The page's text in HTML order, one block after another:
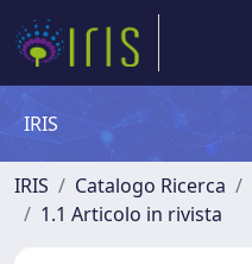
IRIS
IRIS Catalogo Ricerca
1.1 Articolo in rivista